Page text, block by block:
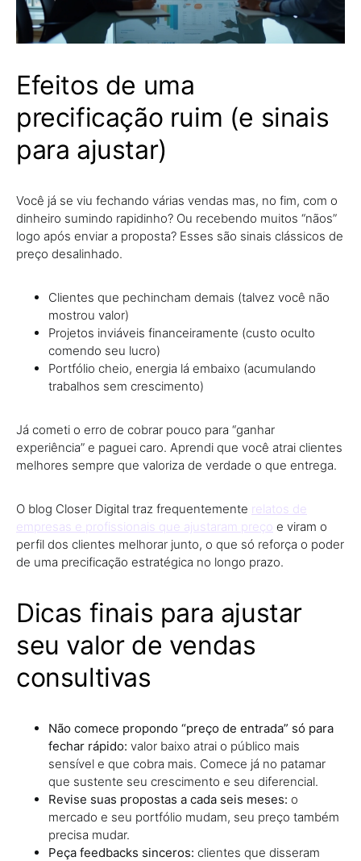
Efeitos de uma
precificação ruim (e sinais
para ajustar)
Você já se viu fechando várias vendas mas, no fim, com o
dinheiro sumindo rapidinho? Ou recebendo muitos “nãos”
logo após enviar a proposta? Esses são sinais clássicos de
preço desalinhado.
Clientes que pechincham demais (talvez você não
mostrou valor)
Projetos inviáveis financeiramente (custo oculto
comendo seu lucro)
Portfólio cheio, energia lá embaixo (acumulando
trabalhos sem crescimento)
Já cometi o erro de cobrar pouco para “ganhar
experiência” e paguei caro. Aprendi que você atrai clientes
melhores sempre que valoriza de verdade o que entrega.
O blog Closer Digital traz frequentemente relatos de
empresas e profissionais que ajustaram preço e viram o
perfil dos clientes melhorar junto, o que só reforça o poder
de uma precificação estratégica no longo prazo.
Dicas finais para ajustar
seu valor de vendas
consultivas
Não comece propondo “preço de entrada” só para
fechar rápido: valor baixo atrai o público mais
sensível e que cobra mais. Comece já no patamar
que sustente seu crescimento e seu diferencial.
Revise suas propostas a cada seis meses: o
mercado e seu portfólio mudam, seu preço também
precisa mudar.
Peça feedbacks sinceros: clientes que disseram